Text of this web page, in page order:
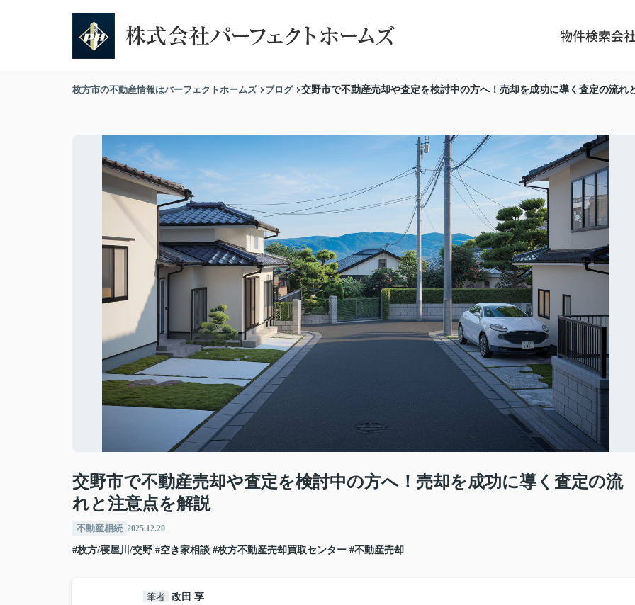
物件検索会
枚方市の不動産情報はパーフェクトホームズ ブログ 交野市で不動産売却や査定を検討中の方へ！売却を成功に導く査定の流れ
交野市で不動産売却や査定を検討中の方へ！売却を成功に導く査定の流
れと注意点を解説
不動産相続 2025.12.20
#枚方/寝屋川/交野 #空き家相談 #枚方不動産売却買取センター #不動産売却
筆者 改田 享